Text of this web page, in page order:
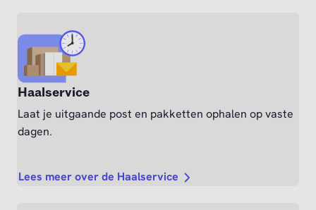
Haalservice
Laat je uitgaande post en pakketten ophalen op vaste
dagen.
Lees meer over de Haalservice